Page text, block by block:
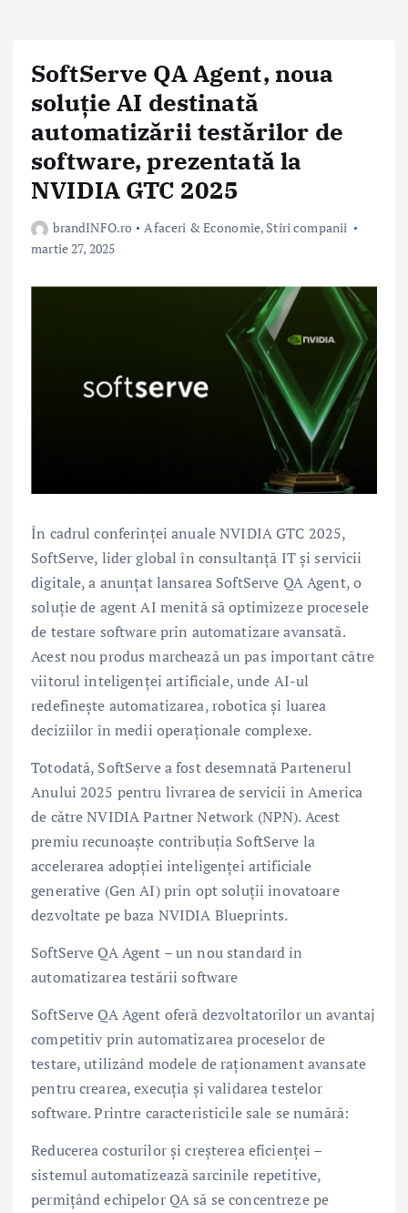
SoftServe QA Agent, noua
soluție AI destinată
automatizării testărilor de
software, prezentată la
NVIDIA GTC 2025
brandINFO.ro Afaceri & Economie, Stiri companii
martie 27, 2025
În cadrul conferinței anuale NVIDIA GTC 2025,
SoftServe, lider global în consultanță IT și servicii
digitale, a anunțat lansarea SoftServe QA Agent, o
soluție de agent AI menită să optimizeze procesele
de testare software prin automatizare avansată.
Acest nou produs marchează un pas important către
viitorul inteligenței artificiale, unde AI-ul
redefinește automatizarea, robotica și luarea
deciziilor în medii operaționale complexe.
Totodată, SoftServe a fost desemnată Partenerul
Anului 2025 pentru livrarea de servicii în America
de către NVIDIA Partner Network (NPN). Acest
premiu recunoaște contribuția SoftServe la
accelerarea adopției inteligenței artificiale
generative (Gen AI) prin opt soluții inovatoare
dezvoltate pe baza NVIDIA Blueprints.
SoftServe QA Agent – un nou standard în
automatizarea testării software
SoftServe QA Agent oferă dezvoltatorilor un avantaj
competitiv prin automatizarea proceselor de
testare, utilizând modele de raționament avansate
pentru crearea, execuția și validarea testelor
software. Printre caracteristicile sale se numără:
Reducerea costurilor și creșterea eficienței –
sistemul automatizează sarcinile repetitive,
permițând echipelor QA să se concentreze pe